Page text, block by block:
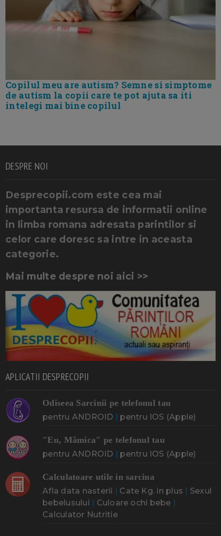
Copilul meu are autism? Semne si simptome
de autism la copii care te pot ajuta sa iti
intelegi mai bine copilul
DESPRE NOI
Desprecopii.com este cea mai
importanta resursa de informatii online
in limba romana adresata parintilor si
celor care doresc sa intre in aceasta
categorie.
Mai multe despre noi aici >>
APLICATII DESPRECOPII
Odiseea Sarcinii pe telefonul tau
pentru ANDROID | pentru IOS (Apple)
"Eu, Mămica" pe telefonul tau
pentru ANDROID | pentru IOS (Apple)
Calculatoare utile in sarcina
Afla data nasterii | Cate Kg. in plus | Sexul
bebelusului | Culoare ochi bebe |
Calculator Nutritie